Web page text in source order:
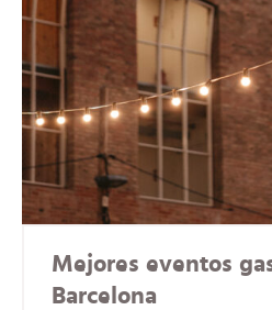
Mejores eventos
Barcelona